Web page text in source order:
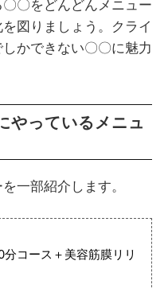
〇をどんどんメニュー
図りましょう。クライ
かできない〇〇に魅力
やっているメニュ
一部紹介します。
コース＋美容筋膜リリ